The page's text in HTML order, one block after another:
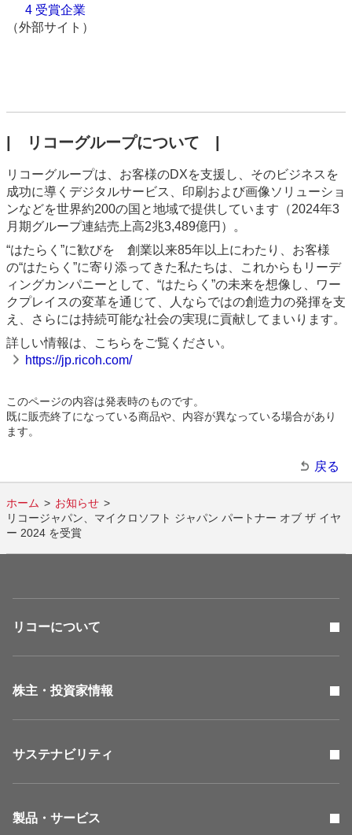
4 受賞企業
（外部サイト）
| リコーグループについて |
リコーグループは、お客様のDXを支援し、そのビジネスを
成功に導くデジタルサービス、印刷および画像ソリューショ
ンなどを世界約200の国と地域で提供しています（2024年3
月期グループ連結売上高2兆3,489億円）。
“はたらく”に歓びを 創業以来85年以上にわたり、お客様
の“はたらく”に寄り添ってきた私たちは、これからもリーデ
ィングカンパニーとして、“はたらく”の未来を想像し、ワー
クプレイスの変革を通じて、人ならではの創造力の発揮を支
え、さらには持続可能な社会の実現に貢献してまいります。
詳しい情報は、こちらをご覧ください。
https://jp.ricoh.com/
このページの内容は発表時のものです。
既に販売終了になっている商品や、内容が異なっている場合があり
ます。
戻る
ホーム
お知らせ
リコージャパン、マイクロソフト ジャパン パートナー オブ ザ イヤ
ー 2024 を受賞
リコーについて
株主・投資家情報
サステナビリティ
製品・サービス